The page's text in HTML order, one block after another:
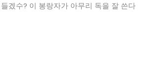
겠수? 이 봉랑자가 아무리 독을 잘 쓴다